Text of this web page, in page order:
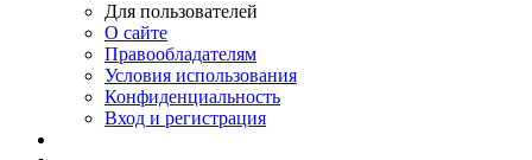
Для пользователей
О сайте
Правообладателям
Условия использования
Конфиденциальность
Вход и регистрация